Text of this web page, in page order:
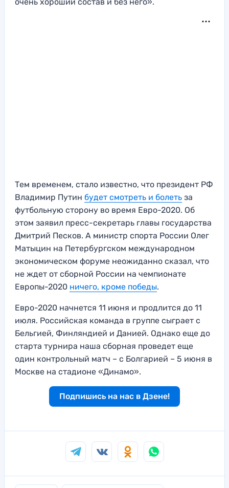
очень хороший состав и без него».
Тем временем, стало известно, что президент РФ
Владимир Путин будет смотреть и болеть за
футбольную сторону во время Евро-2020. Об
этом заявил пресс-секретарь главы государства
Дмитрий Песков. А министр спорта России Олег
Матыцин на Петербургском международном
экономическом форуме неожиданно сказал, что
не ждет от сборной России на чемпионате
Европы-2020 ничего, кроме победы.
Евро-2020 начнется 11 июня и продлится до 11
июля. Российская команда в группе сыграет с
Бельгией, Финляндией и Данией. Однако еще до
старта турнира наша сборная проведет еще
один контрольный матч – с Болгарией – 5 июня в
Москве на стадионе «Динамо».
Подпишись на нас в Дзене!